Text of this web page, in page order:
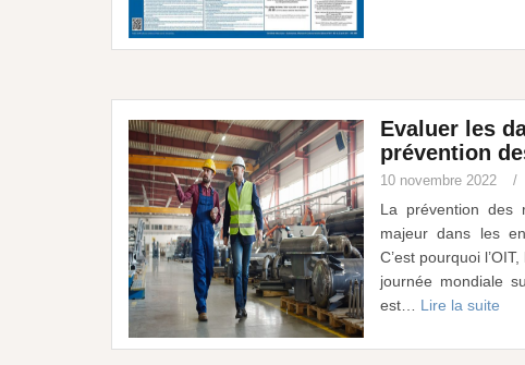
Evaluer les
prévention
10 novembre 2022
La prévention des
majeur dans les
C’est pourquoi
journée mondiale
est… Lire la suite